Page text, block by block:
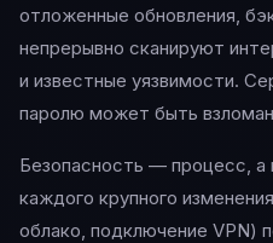
отложенные обновления,
непрерывно сканируют
и известные уязвимости.
паролю может быть
Безопасность — процесс, а
каждого крупного
облако, подключение VPN)